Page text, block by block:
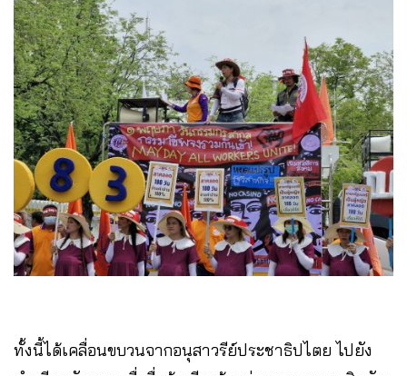
ทั้งนี้ได้เคลื่อนขบวนจากอนุสาวรีย์ประชาธิปไตย ไปยัง